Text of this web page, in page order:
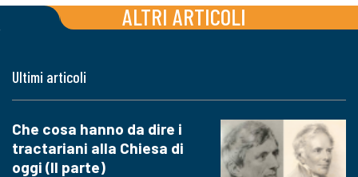
ALTRI ARTICOLI
Ultimi articoli
Che cosa hanno da dire i
tractariani alla Chiesa di
oggi (II parte)